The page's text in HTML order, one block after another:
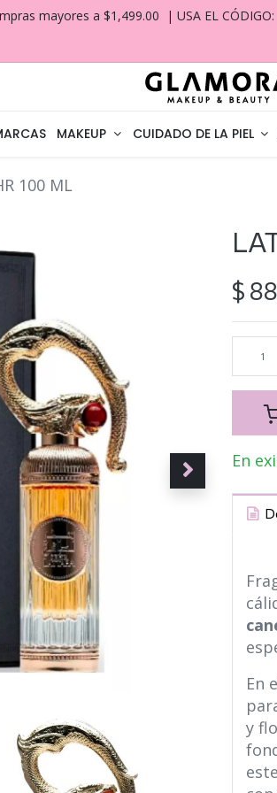
mayores a $1,499.00 | USA EL CÓDIGO:
MAKEUP CUIDADO DE LA PIEL
100 ML
$
En
En
y